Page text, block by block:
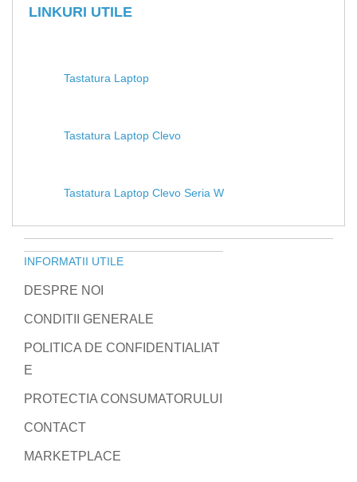
LINKURI UTILE
Tastatura Laptop
Tastatura Laptop Clevo
Tastatura Laptop Clevo Seria W
INFORMATII UTILE
DESPRE NOI
CONDITII GENERALE
POLITICA DE CONFIDENTIALIAT
E
PROTECTIA CONSUMATORULUI
CONTACT
MARKETPLACE